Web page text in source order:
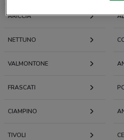
ARICCIA
NETTUNO
VALMONTONE
FRASCATI
CIAMPINO
TIVOLI